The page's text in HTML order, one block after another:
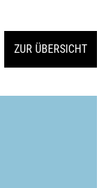
ZUR ÜBERSICHT